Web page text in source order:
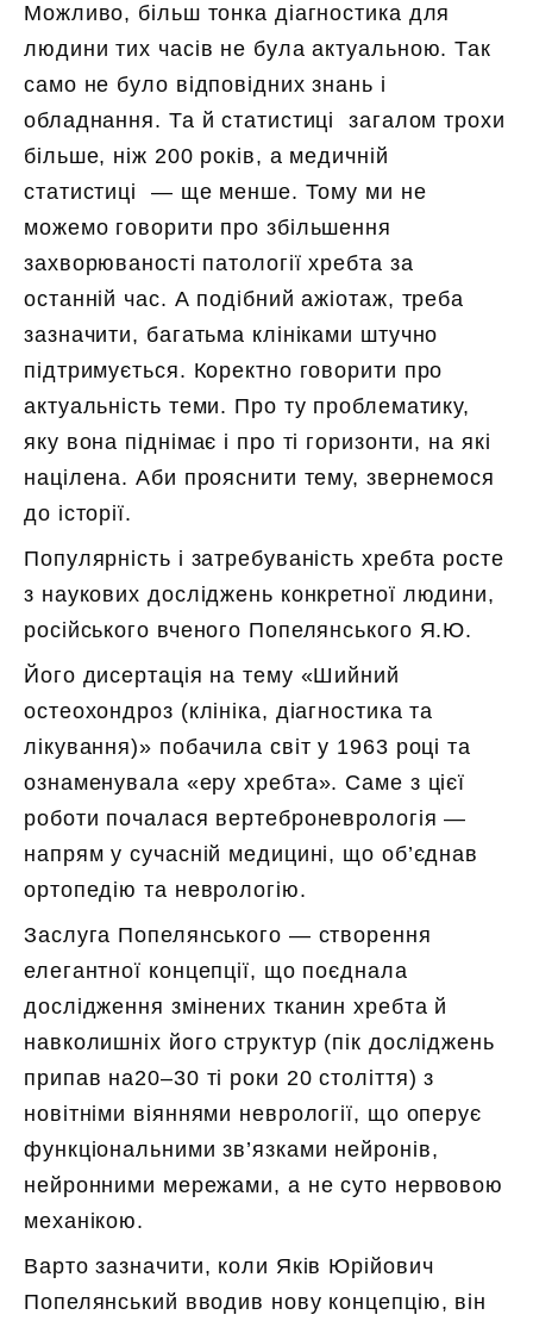
Можливо, більш тонка діагностика для
людини тих часів не була актуальною. Так
само не було відповідних знань і
обладнання. Та й статистиці загалом трохи
більше, ніж 200 років, а медичній
статистиці — ще менше. Тому ми не
можемо говорити про збільшення
захворюваності патології хребта за
останній час. А подібний ажіотаж, треба
зазначити, багатьма клініками штучно
підтримується. Коректно говорити про
актуальність теми. Про ту проблематику,
яку вона піднімає і про ті горизонти, на які
націлена. Аби прояснити тему, звернемося
до історії.
Популярність і затребуваність хребта росте
з наукових досліджень конкретної людини,
російського вченого Попелянського Я.Ю.
Його дисертація на тему «Шийний
остеохондроз (клініка, діагностика та
лікування)» побачила світ у 1963 році та
ознаменувала «еру хребта». Саме з цієї
роботи почалася вертеброневрологія —
напрям у сучасній медицині, що об’єднав
ортопедію та неврологію.
Заслуга Попелянського — створення
елегантної концепції, що поєднала
дослідження змінених тканин хребта й
навколишніх його структур (пік досліджень
припав на20–30 ті роки 20 століття) з
новітніми віяннями неврології, що оперує
функціональними зв’язками нейронів,
нейронними мережами, а не суто нервовою
механікою.
Варто зазначити, коли Яків Юрійович
Попелянський вводив нову концепцію, він